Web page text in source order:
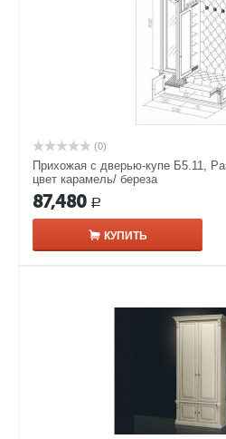
(0)
Прихожая с дверью-купе Б5.11,
цвет карамель/ береза
87,480 Р
КУПИТЬ